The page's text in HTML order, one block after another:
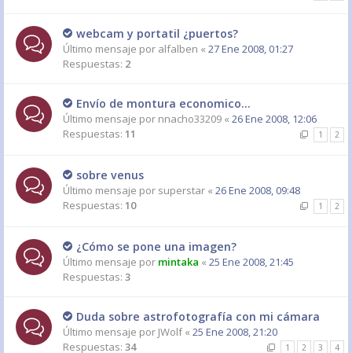
webcam y portatil ¿puertos?
Último mensaje por alfalben « 27 Ene 2008, 01:27
Respuestas: 2
Envío de montura economico...
Último mensaje por nnacho33209 « 26 Ene 2008, 12:06
Respuestas: 11 1 2
sobre venus
Último mensaje por superstar « 26 Ene 2008, 09:48
Respuestas: 10 1 2
¿Cómo se pone una imagen?
Último mensaje por mintaka « 25 Ene 2008, 21:45
Respuestas: 3
Duda sobre astrofotografía con mi cámara
Último mensaje por JWolf« 25 Ene 2008, 21:20
Respuestas: 34 1 2 3 4